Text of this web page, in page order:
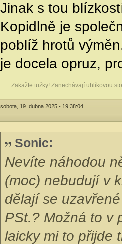
Jinak s tou
Kopidlně je
poblíž hrotů
je docela opruz,
Zakažte tužky! Zanechávají uhlíkovou
sobota, 19. dubna 2025 - 19:38:04
Sonic:
Nevíte náhodou
(moc) nebudují v
dělají se
PSt.? Možná to v
laicky mi to přijde